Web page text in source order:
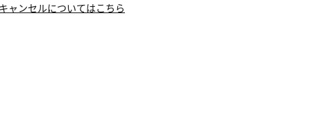
ャンセルについてはこちら